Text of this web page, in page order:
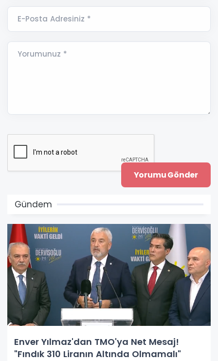
E-Posta Adresiniz *
Yorumunuz *
Gündem
Enver Yılmaz'dan TMO'ya Net Mesaj!
"Fındık 310 Liranın Altında Olmamalı"